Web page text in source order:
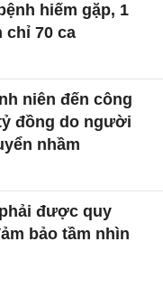
hiếm gặp, 1
chỉ 70 ca
niên đến công
đồng do người
nhầm
được quy
bảo tầm nhìn